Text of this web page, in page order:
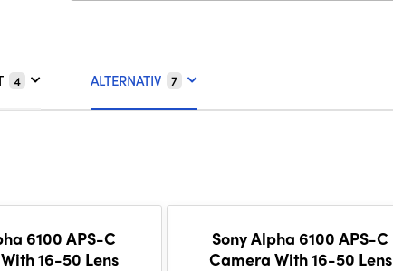
4 ALTERNATIV 7
6100 APS-C
16-50 Lens
Sony Alpha 6100 APS-C
Camera With 16-50 Lens